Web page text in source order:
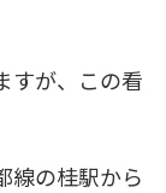
すが、この看
線の桂駅から